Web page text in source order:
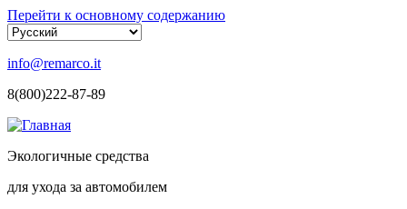
Перейти к основному содержанию
info@remarco.it
8(800)222-87-89
Экологичные средства
для ухода за автомобилем